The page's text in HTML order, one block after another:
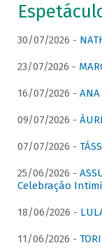
30/07/2026 -
23/07/2026 -
16/07/2026 -
09/07/2026 -
07/07/2026 -
25/06/2026 -
Celebração
18/06/2026 -
11/06/2026 -